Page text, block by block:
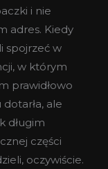
i nie
adres. Kiedy
spojrzeć w
w którym
prawidłowo
ale
długim
części
oczywiście.